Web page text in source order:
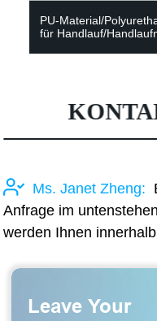
PU-Material/
für Handlauf/
Ms. Janet Zheng:
Anfrage im
werden Ihnen